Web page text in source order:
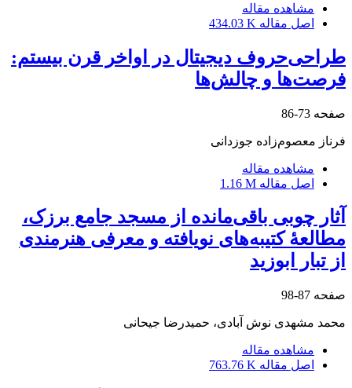
مشاهده مقاله
اصل مقاله 434.03 K
طراحی‌حروف دیجیتال در اواخر قرن بیستم:
فرصت‌ها و چالش‌ها
صفحه 73-86
فرناز معصوم‌زاده جوزدانی
مشاهده مقاله
اصل مقاله 1.16 M
آثار چوبی باقی‌مانده از مسجد جامع برزک،
مطالعۀ کتیبه‌های نویافته و معرفی هنرمندی
از تبار ابوزید
صفحه 87-98
محمد مشهدی نوش آبادی، حمیدرضا جیحانی
مشاهده مقاله
اصل مقاله 763.76 K